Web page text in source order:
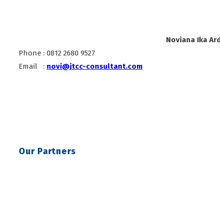
Noviana Ika
Phone : 0812 2680 9527
Email : novi@jtcc-consultant.com
Our Partners